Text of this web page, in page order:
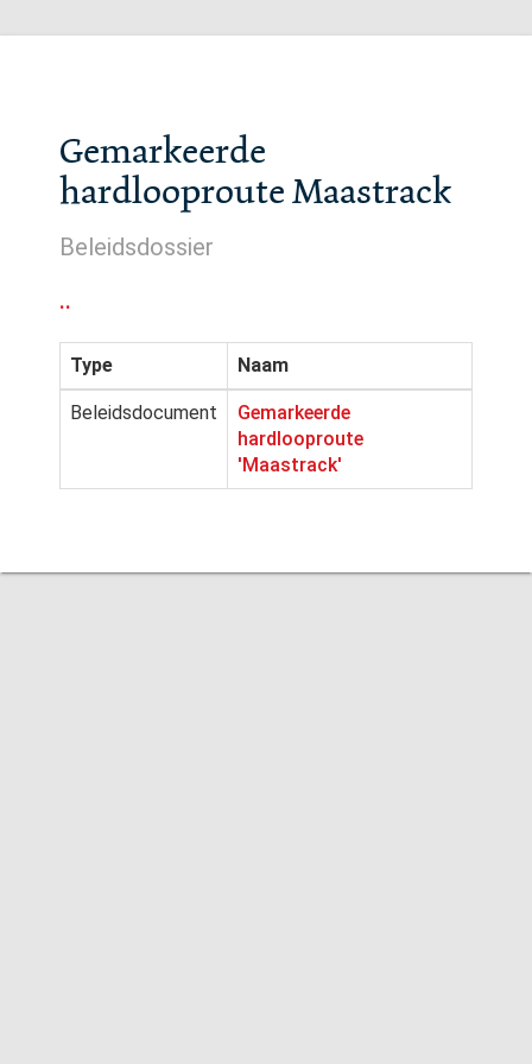
Gemarkeerde
hardlooproute Maastrack
Beleidsdossier
..
Type Naam
Beleidsdocument
Gemarkeerde
hardlooproute
'Maastrack'